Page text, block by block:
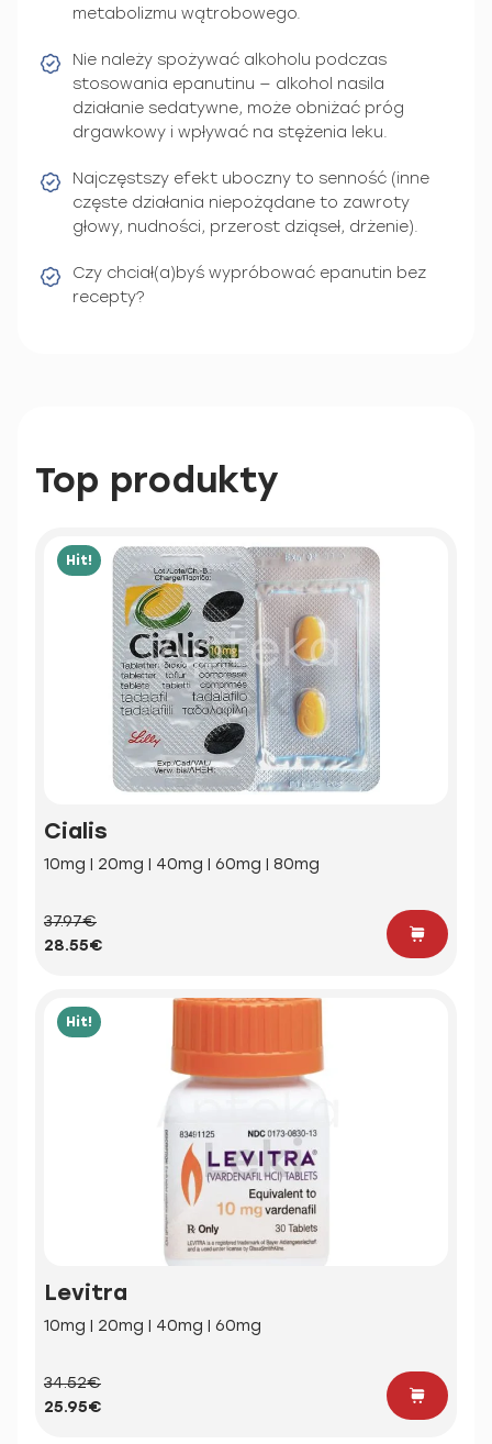
metabolizmu wątrobowego.
Nie należy spożywać alkoholu podczas
stosowania epanutinu — alkohol nasila
działanie sedatywne, może obniżać próg
drgawkowy i wpływać na stężenia leku.
Najczęstszy efekt uboczny to senność (inne
częste działania niepożądane to zawroty
głowy, nudności, przerost dziąseł, drżenie).
Czy chciał(a)byś wypróbować epanutin bez
recepty?
Top produkty
Hit!
Cialis
10mg | 20mg | 40mg | 60mg | 80mg
37.97€
28.55€
Hit!
Levitra
10mg | 20mg | 40mg | 60mg
34.52€
25.95€